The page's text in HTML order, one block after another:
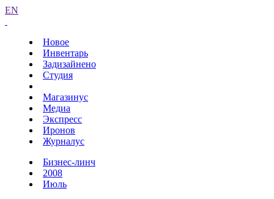
EN
Новое
Инвентарь
Задизайнено
Студия
Магазинус
Медиа
Экспресс
Иронов
Журналус
Бизнес-линч
2008
Июль